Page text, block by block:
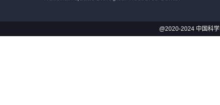
@2020-2024 中国科